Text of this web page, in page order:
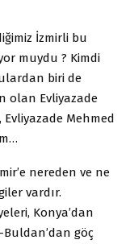
İzmirli bu
muydu ? Kimdi
biri de
olan Evliyazade
Mehmed
nereden ve ne
vardır.
Konya’dan
göç